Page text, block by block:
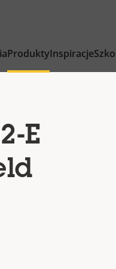
ProduktyInspiracje
E